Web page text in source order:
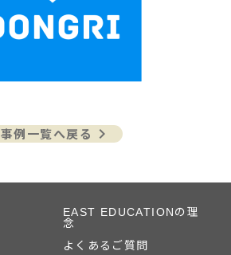
事例一覧へ戻る keyboard_arrow_right
EAST EDUCATIONの理
念
よくあるご質問